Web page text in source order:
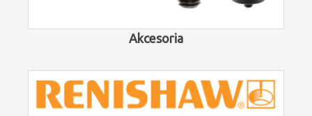
Akcesoria